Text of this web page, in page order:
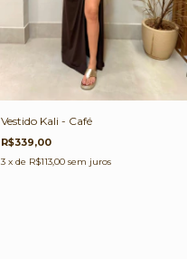
Vestido Kali - Café
R$339,00
3 x de R$113,00 sem juros